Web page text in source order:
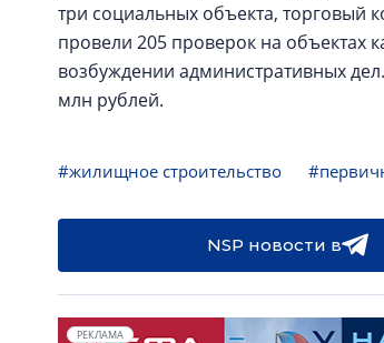
три социальных объекта, торговый
провели 205 проверок на объектах
возбуждении административных
млн рублей.
#жилищное строительство
NSP новости в
РЕКЛАМА